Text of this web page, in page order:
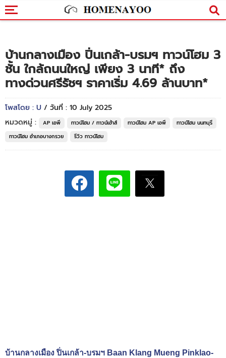
บ้านกลางเมือง ปิ่นเกล้า-บรมฯ ทาวน์โฮม 3
ชั้น ใกล้ถนนใหญ่ เพียง 3 นาที* ถึง
ทางด่วนศรีรัชฯ ราคาเริ่ม 4.69 ล้านบาท*
โพสโดย : U / วันที่ : 10 July 2025
หมวดหมู่ :
AP เอพี ทาวน์โฮม / ทาวน์เฮ้าส์ ทาวน์โฮม AP เอพี
ทาวน์โฮม นนทบุรี
ทาวน์โฮม อำเภอบางกรวย
รีวิว ทาวน์โฮม
บ้านกลางเมือง ปิ่นเกล้า-บรมฯ Baan Klang Mueng Pinklao-